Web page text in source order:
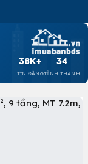
38K+
TIN ĐĂNG
34
TỈNH THÀNH